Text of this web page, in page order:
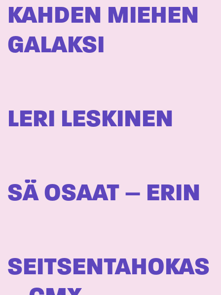
KAHDEN MIEHEN
GALAKSI
LERI LESKINEN
SÄ OSAAT – ERIN
SEITSENTAHOKAS